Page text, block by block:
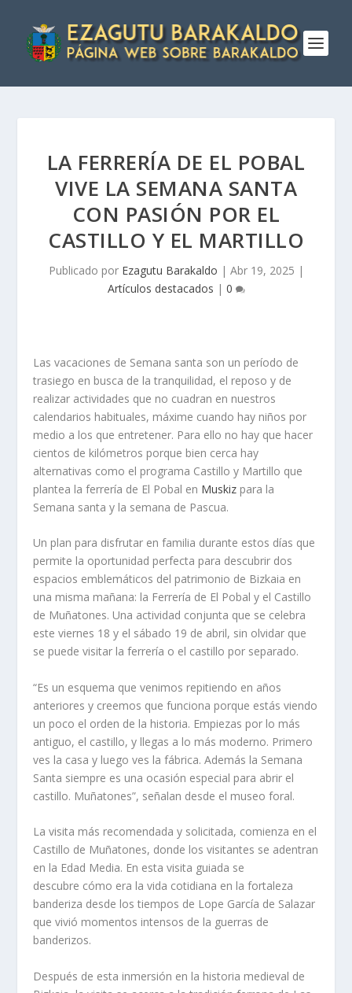
LA FERRERÍA DE EL POBAL
VIVE LA SEMANA SANTA
CON PASIÓN POR EL
CASTILLO Y EL MARTILLO
Publicado por Ezagutu Barakaldo | Abr 19, 2025 |
Artículos destacados | 0
Las vacaciones de Semana santa son un período de
trasiego en busca de la tranquilidad, el reposo y de
realizar actividades que no cuadran en nuestros
calendarios habituales, máxime cuando hay niños por
medio a los que entretener. Para ello no hay que hacer
cientos de kilómetros porque bien cerca hay
alternativas como el programa Castillo y Martillo que
plantea la ferrería de El Pobal en Muskiz para la
Semana santa y la semana de Pascua.
Un plan para disfrutar en familia durante estos días que
permite la oportunidad perfecta para descubrir dos
espacios emblemáticos del patrimonio de Bizkaia en
una misma mañana: la Ferrería de El Pobal y el Castillo
de Muñatones. Una actividad conjunta que se celebra
este viernes 18 y el sábado 19 de abril, sin olvidar que
se puede visitar la ferrería o el castillo por separado.
“Es un esquema que venimos repitiendo en años
anteriores y creemos que funciona porque estás viendo
un poco el orden de la historia. Empiezas por lo más
antiguo, el castillo, y llegas a lo más moderno. Primero
ves la casa y luego ves la fábrica. Además la Semana
Santa siempre es una ocasión especial para abrir el
castillo. Muñatones”, señalan desde el museo foral.
La visita más recomendada y solicitada, comienza en el
Castillo de Muñatones, donde los visitantes se adentran
en la Edad Media. En esta visita guiada se
descubre cómo era la vida cotidiana en la fortaleza
banderiza desde los tiempos de Lope García de Salazar
que vivió momentos intensos de la guerras de
banderizos.
Después de esta inmersión en la historia medieval de